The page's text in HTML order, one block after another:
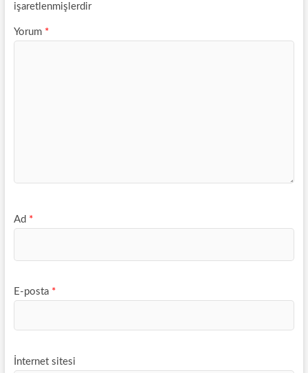
işaretlenmişlerdir
Yorum *
Ad *
E-posta *
İnternet sitesi